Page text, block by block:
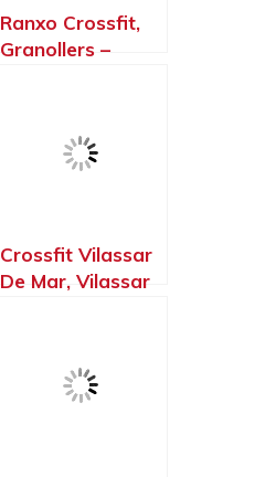
Ranxo Crossfit,
Granollers –
Crossfit Vilassar
De Mar, Vilassar